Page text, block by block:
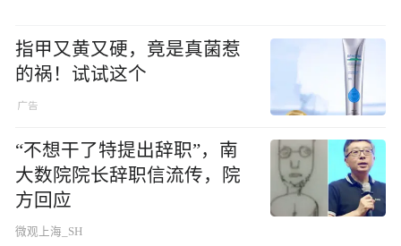
指甲又黄又硬，竟是真菌惹
的祸！试试这个
“不想干了特提出辞职”，南
大数院院长辞职信流传，院
方回应
微观上海_SH